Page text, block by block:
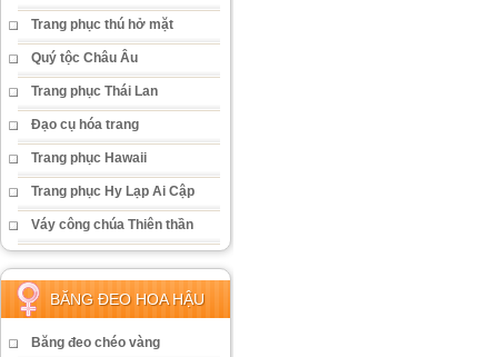
Trang phục thú hở mặt
Quý tộc Châu Âu
Trang phục Thái Lan
Đạo cụ hóa trang
Trang phục Hawaii
Trang phục Hy Lạp Ai Cập
Váy công chúa Thiên thần
BĂNG ĐEO HOA HẬU
Băng đeo chéo vàng